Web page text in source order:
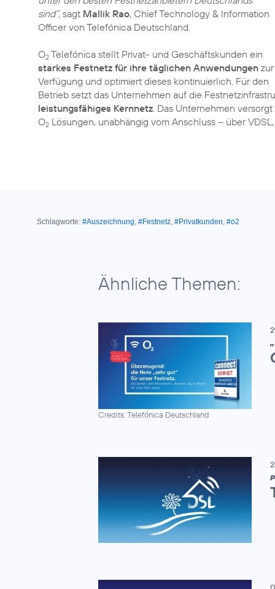
sind“, sagt Mallik Rao, Chief Technology & Information
Officer von Telefónica Deutschland.
O2 Telefónica stellt Privat- und Geschäftskunden ein
starkes Festnetz für ihre täglichen Anwendungen zur
Verfügung und optimiert dieses kontinuierlich. Für den
Betrieb setzt das Unternehmen auf die
leistungsfähiges Kernnetz. Das Unternehmen
O2 Lösungen, unabhängig vom Anschluss – über
Schlagworte: #Auszeichnung, #Festnetz, #Privatkunden, #o2
Ähnliche Themen:
Credits: Telefónica Deutschland